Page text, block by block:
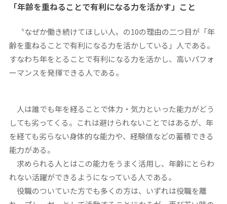
「年齢を重ねることで有利になる力を活かす」こと
〝なぜか働き続けてほしい人〟の10の理由の二つ目が「年
齢を重ねることで有利になる力を活かしている」人である。
すなわち年をとることで有利になる力を活かし、高いパフォ
ーマンスを発揮できる人である。
人は誰でも年を経ることで体力・気力といった能力がどう
しても劣ってくる。これは避けられないことではあるが、年
を経ても劣らない身体的な能力や、経験値などの蓄積できる
能力がある。
求められる人とはこの能力をうまく活用し、年齢にとらわ
れない活躍ができるようになっている人である。
役職のついていた方でも多くの方は、いずれは役職を離